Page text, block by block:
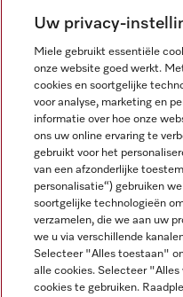
Disclaimer
Algemene voorwaarden en
Privacybeleid
Miele op Instagram
Miele op Facebook
Miele op
Uw privacy-
Miele gebruikt essentiële
onze website goed werkt.
cookies en soortgelijke
voor analyse, marketing en
informatie over hoe onze
ons uw online ervaring te
gebruikt voor het
van een afzonderlijke
personalisatie“) gebruiken
soortgelijke technologieën
verzamelen, die we aan uw
we u via verschillende
Selecteer "Alles toestaan"
alle cookies. Selecteer
cookies te gebruiken.